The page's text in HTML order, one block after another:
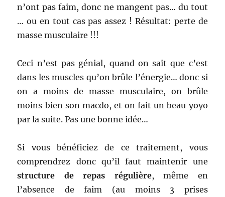
n’ont pas faim, donc ne mangent pas… du tout
… ou en tout cas pas assez ! Résultat: perte de
masse musculaire !!!
Ceci n’est pas génial, quand on sait que c’est
dans les muscles qu’on brûle l’énergie… donc si
on a moins de masse musculaire, on brûle
moins bien son macdo, et on fait un beau yoyo
par la suite. Pas une bonne idée…
Si vous bénéficiez de ce traitement, vous
comprendrez donc qu’il faut maintenir une
structure de repas régulière, même en
l’absence de faim (au moins 3 prises